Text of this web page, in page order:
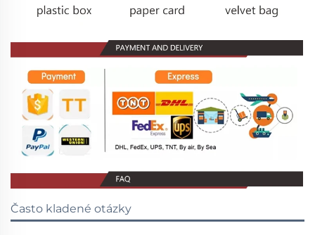
Často kladené otázky